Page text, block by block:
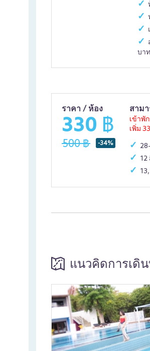
บา
ราคา / ห้อง
330 ฿
500 ฿ -34%
สาม
เข้าพั
เพิ่ม
12
แนวคิดการเดิ